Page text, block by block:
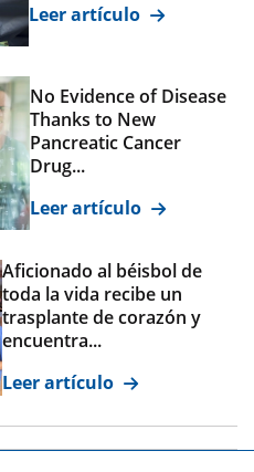
Leer artículo
No Evidence of Disease
Thanks to New
Pancreatic Cancer
Drug...
Leer artículo
Aficionado al béisbol de
toda la vida recibe un
trasplante de corazón y
encuentra...
Leer artículo